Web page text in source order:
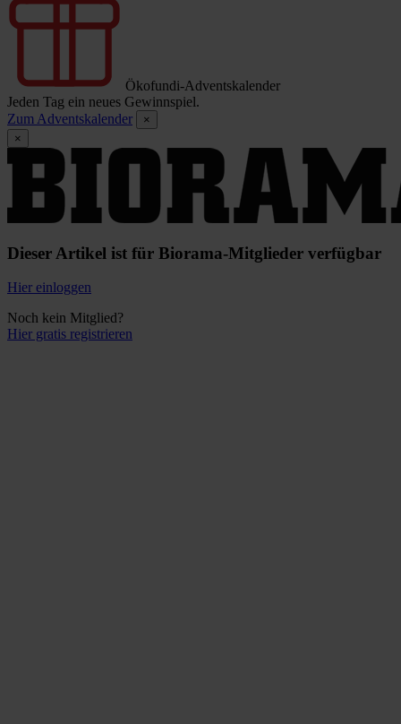
Ökofundi-Adventskalender
Jeden Tag ein neues Gewinnspiel.
Zum Adventskalender
×
×
Dieser Artikel ist für Biorama-Mitglieder verfügbar
Hier einloggen
Noch kein Mitglied?
Hier gratis registrieren